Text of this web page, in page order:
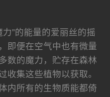
”的能量的爱丽丝的摇
即便在空气中也有微量
数的魔力，贮存在森林
收集这些植物以获取。
内所有的生物质能都倚